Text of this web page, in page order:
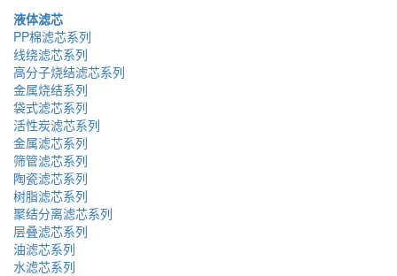
液体滤芯
PP棉滤芯系列
线绕滤芯系列
高分子烧结滤芯系列
金属烧结系列
袋式滤芯系列
活性炭滤芯系列
金属滤芯系列
筛管滤芯系列
陶瓷滤芯系列
树脂滤芯系列
聚结分离滤芯系列
层叠滤芯系列
油滤芯系列
水滤芯系列